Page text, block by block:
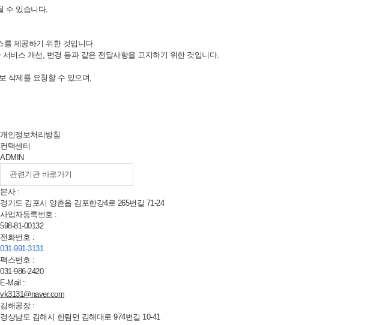
수 있습니다.
를 제공하기 위한 것입니다.
비스 개선, 변경 등과 같은 전달사항을 고지하기 위한 것입니다.
삭제를 요청할 수 있으며,
개인정보처리방침
컨택센터
ADMIN
본사 :
경기도 김포시 양촌읍 김포한강4로 265번길 71-24
사업자등록번호 :
598-81-00132
전화번호 :
031-991-3131
팩스번호 :
031-986-2420
E-Mail :
vk3131@naver.com
김해공장 :
경상남도 김해시 한림면 김해대로 974번길 10-41